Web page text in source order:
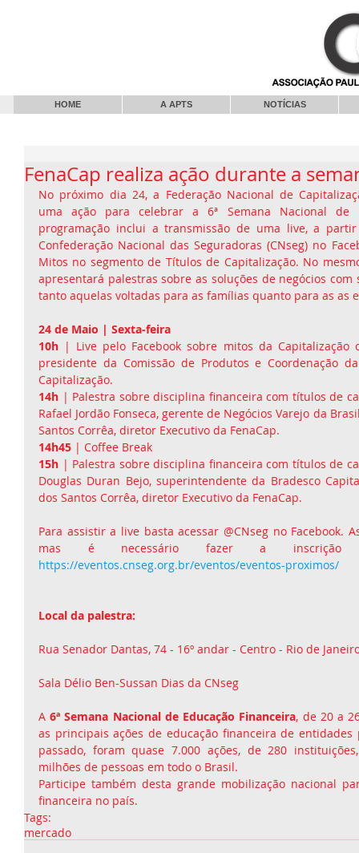
HOME A APTS NOTÍCIAS
FenaCap realiza ação durante a
No próximo dia 24, a Federação Nacional de
uma ação para celebrar a 6ª Semana Nacional de
programação inclui a transmissão de uma live, a
Confederação Nacional das Seguradoras (CNseg) no
Mitos no segmento de Títulos de Capitalização. No
apresentará palestras sobre as soluções de negócios com
tanto aquelas voltadas para as famílias quanto para as as
24 de Maio | Sexta-feira
10h | Live pelo Facebook sobre mitos da Capitalização
presidente da Comissão de Produtos e Coordenação
Capitalização.
14h | Palestra sobre disciplina financeira com títulos de
Rafael Jordão Fonseca, gerente de Negócios Varejo da
Santos Corrêa, diretor Executivo da FenaCap.
14h45 | Coffee Break
15h | Palestra sobre disciplina financeira com títulos de
Douglas Duran Bejo, superintendente da Bradesco
dos Santos Corrêa, diretor Executivo da FenaCap.
Para assistir a live basta acessar @CNseg no Facebook.
https://eventos.cnseg.org.br/eventos/eventos-proximos/
Local da palestra:
Rua Senador Dantas, 74 - 16º andar - Centro - Rio de
Sala Délio Ben-Sussan Dias da CNseg
A 6ª Semana Nacional de Educação Financeira, de 20 a
as principais ações de educação financeira de
passado, foram quase 7.000 ações, de 280
milhões de pessoas em todo o Brasil.
Participe também desta grande mobilização nacional
financeira no país.
Tags:
mercado